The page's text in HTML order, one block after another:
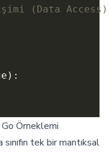
(Data Access)
Örneklemi
tek bir mantıksal